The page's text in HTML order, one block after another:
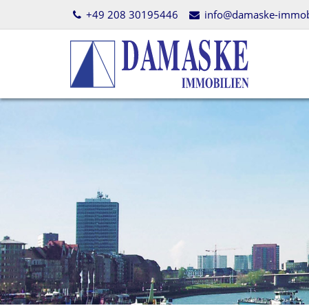
+49 208 30195446 info@damaske-